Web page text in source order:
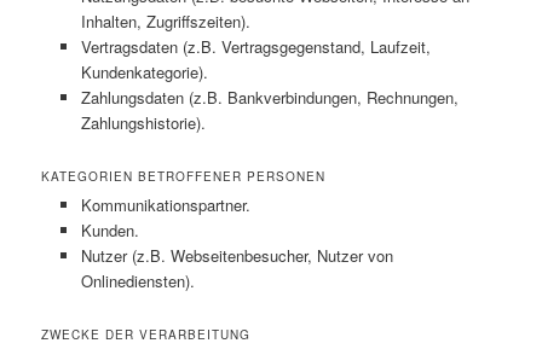
Inhalten, Zugriffszeiten).
Vertragsdaten (z.B. Vertragsgegenstand, Laufzeit,
Kundenkategorie).
Zahlungsdaten (z.B. Bankverbindungen, Rechnungen,
Zahlungshistorie).
KATEGORIEN BETROFFENER PERSONEN
Kommunikationspartner.
Kunden.
Nutzer (z.B. Webseitenbesucher, Nutzer von
Onlinediensten).
ZWECKE DER VERARBEITUNG